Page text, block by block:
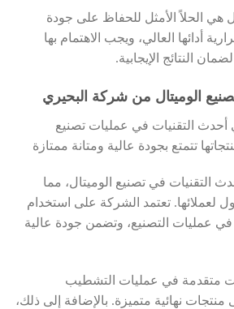
هي الحلاً الأمثل للحفاظ على جودة
أدائها العالي، ويجب الاهتمام بها
النتائج الإيجابية.
الوميتال من شركة البحيري
التقنيات في عمليات تصنيع
تتمتع بجودة عالية ومتانة ممتازة
التقنيات في تصنيع الوميتال، مما
لعملائها. تعتمد الشركة على استخدام
في عمليات التصنيع، وتضمن جودة عالية
متقدمة في عمليات التشطيب
نهائية متميزة. بالإضافة إلى ذلك،